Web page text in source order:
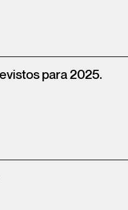
para 2025.